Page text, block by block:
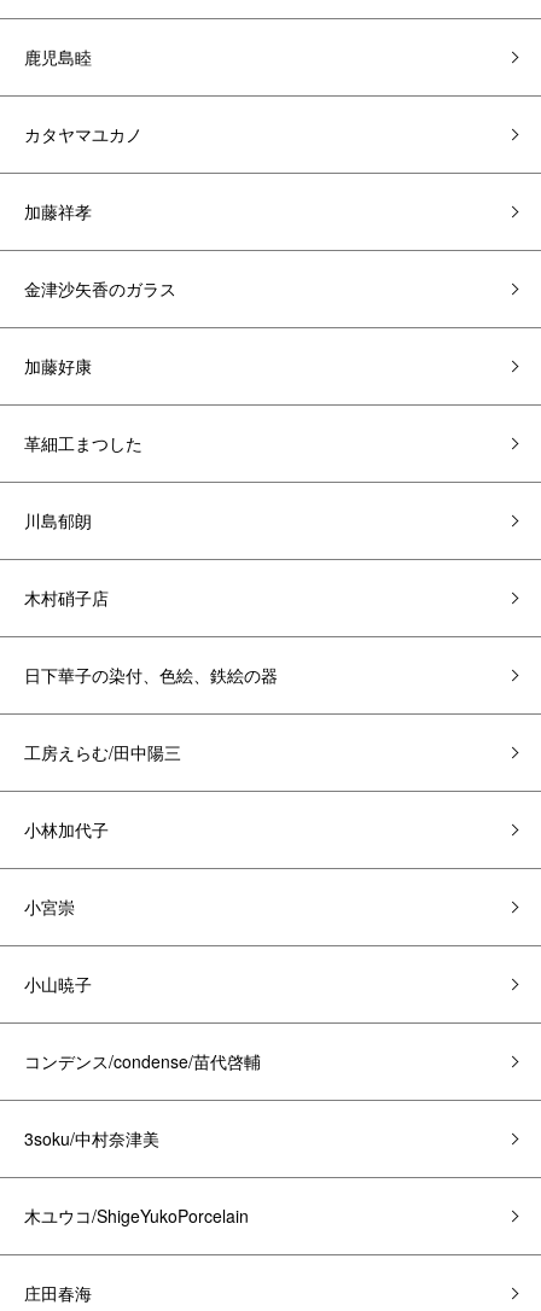
鹿児島睦
カタヤマユカノ
加藤祥孝
金津沙矢香のガラス
加藤好康
革細工まつした
川島郁朗
木村硝子店
日下華子の染付、色絵、鉄絵の器
工房えらむ/田中陽三
小林加代子
小宮崇
小山暁子
コンデンス/condense/苗代啓輔
3soku/中村奈津美
木ユウコ/ShigeYukoPorcelain
庄田春海